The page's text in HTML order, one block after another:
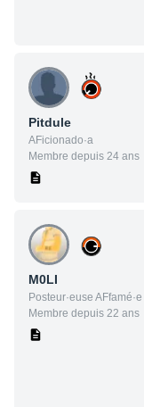
Pitdule
AFicionado·a
Membre depuis 24 ans
M0LI
Posteur·euse AFfamé·e
Membre depuis 22 ans